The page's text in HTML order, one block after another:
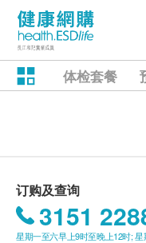
体检套餐
订购及查询
3151
星期一至六早上9时至晚上12时;